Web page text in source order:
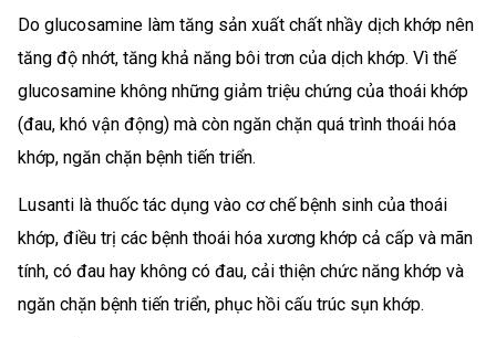
Do glucosamine làm tăng sản xuất chất nhầy dịch khớp nên
tăng độ nhớt, tăng khả năng bôi trơn của dịch khớp. Vì thế
glucosamine không những giảm triệu chứng của thoái khớp
(đau, khó vận động) mà còn ngăn chặn quá trình thoái hóa
khớp, ngăn chặn bệnh tiến triển.
Lusanti là thuốc tác dụng vào cơ chế bệnh sinh của thoái
khớp, điều trị các bệnh thoái hóa xương khớp cả cấp và mãn
tính, có đau hay không có đau, cải thiện chức năng khớp và
ngăn chặn bệnh tiến triển, phục hồi cấu trúc sụn khớp.